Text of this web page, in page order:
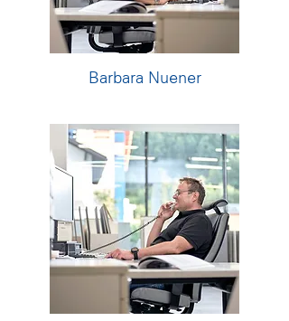
Barbara Nuener